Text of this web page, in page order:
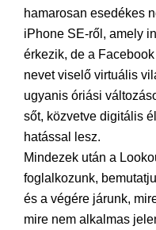
hamarosan esedékes
iPhone SE-ről, amely
érkezik, de a
nevet viselő virtuális
ugyanis óriási
sőt, közvetve digitális
hatással lesz.
Mindezek után a
foglalkozunk,
és a végére járunk,
mire nem alkalmas